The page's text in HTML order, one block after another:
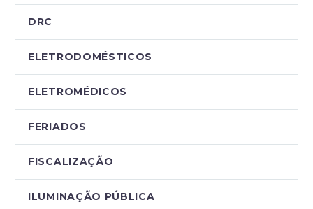
DRC
ELETRODOMÉSTICOS
ELETROMÉDICOS
FERIADOS
FISCALIZAÇÃO
ILUMINAÇÃO PÚBLICA